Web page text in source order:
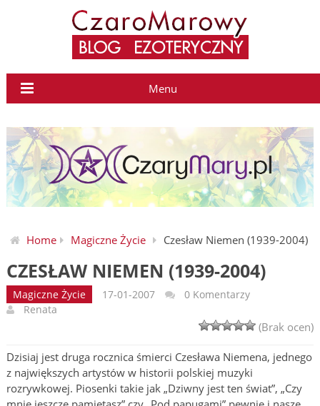
Menu
Home Magiczne Życie Czesław Niemen (1939-2004)
CZESŁAW NIEMEN (1939-2004)
Magiczne Życie 17-01-2007
0 Komentarzy
Renata
(Brak ocen)
Dzisiaj jest druga rocznica śmierci Czesława Niemena, jednego
z największych artystów w historii polskiej muzyki
rozrywkowej. Piosenki takie jak „Dziwny jest ten świat”, „Czy